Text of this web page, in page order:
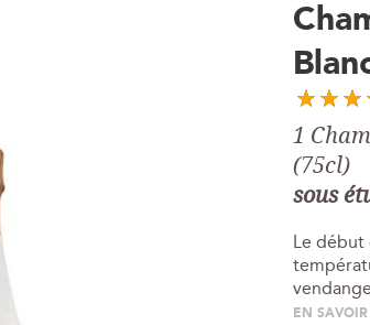
1
(75cl)
sous
Le début
EN